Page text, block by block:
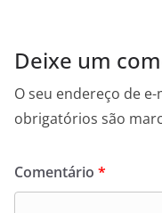
Deixe um
O seu endereço de
obrigatórios são
Comentário *